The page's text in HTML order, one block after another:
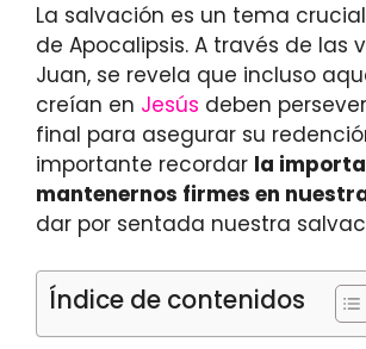
La salvación es un tema
de Apocalipsis. A través de las
Juan, se revela que incluso
creían en Jesús deben
final para asegurar su
importante recordar la
mantenernos firmes en
dar por sentada nuestra
Índice de contenidos